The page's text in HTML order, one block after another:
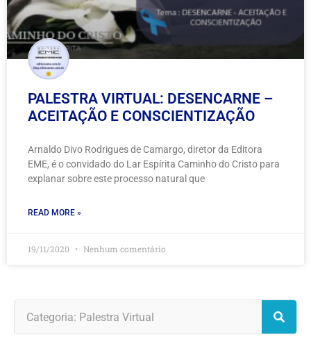
PALESTRA VIRTUAL: DESENCARNE –
ACEITAÇÃO E CONSCIENTIZAÇÃO
Arnaldo Divo Rodrigues de Camargo, diretor da Editora
EME, é o convidado do Lar Espírita Caminho do Cristo para
explanar sobre este processo natural que
READ MORE »
19/11/2020 Nenhum comentário